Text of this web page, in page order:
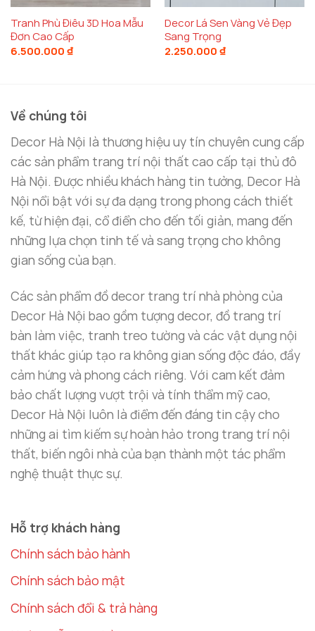
tranh linh vật phong thủy hình trònkhông chỉ
giúp tôn lên vẻ đẹp không gian mà còn làm tăng giá
trị phong thủy của ngôi nhà. Bức tranh này sẽ là
không gian sống của bạn trở nên ấm cúng và hài
Làm thế nào để chọn tranh linh vật
Lựa chọn kích thước phù hợp
Kích thước của tranh treo tường nghệ thuật
yếu tố quan trọng cần cân nhắc khi trang trí không
gian.Tranh linh vật phong thủy hình tròn
Tranh Phù Điêu 3D Hoa Mẫu
Đơn Cao Cấp
6.500.000 ₫
Decor Lá Sen Vàng Vẻ Đẹp
Sang Trọng
2.250.000 ₫
Về chúng tôi
Decor Hà Nội là thương hiệu uy tín chuyên cung cấp
các sản phẩm trang trí nội thất cao cấp tại thủ đô
Hà Nội. Được nhiều khách hàng tin tưởng, Decor Hà
Nội nổi bật với sự đa dạng trong phong cách thiết
kế, từ hiện đại, cổ điển cho đến tối giản, mang đến
những lựa chọn tinh tế và sang trọng cho không
gian sống của bạn.
Các sản phẩm đồ decor trang trí nhà phòng của
Decor Hà Nội bao gồm tượng decor, đồ trang trí
bàn làm việc, tranh treo tường và các vật dụng nội
thất khác giúp tạo ra không gian sống độc đáo, đầy
cảm hứng và phong cách riêng. Với cam kết đảm
bảo chất lượng vượt trội và tính thẩm mỹ cao,
Decor Hà Nội luôn là điểm đến đáng tin cậy cho
những ai tìm kiếm sự hoàn hảo trong trang trí nội
thất, biến ngôi nhà của bạn thành một tác phẩm
nghệ thuật thực sự.
Hỗ trợ khách hàng
Chính sách bảo hành
Chính sách bảo mật
Chính sách đổi & trả hàng